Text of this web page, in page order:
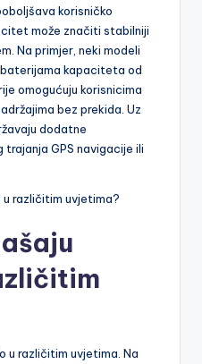
korisničko
može značiti stabilniji
Na primjer, neki modeli
kapaciteta od
omogućuju korisnicima
bez prekida. Uz
dodatne
GPS navigacije ili
u različitim uvjetima. Na